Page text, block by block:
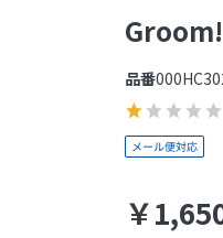
￥
品番